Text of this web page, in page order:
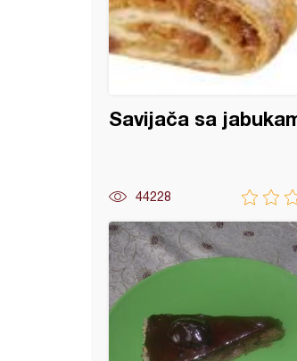
Savijača sa
44228